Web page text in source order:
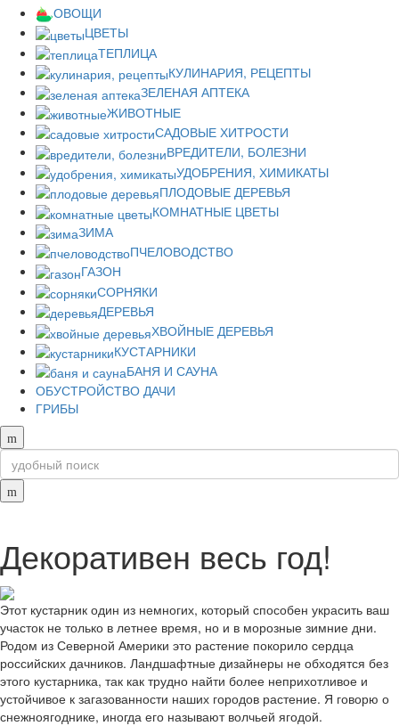
ОВОЩИ
ЦВЕТЫ
ТЕПЛИЦА
КУЛИНАРИЯ, РЕЦЕПТЫ
ЗЕЛЕНАЯ АПТЕКА
ЖИВОТНЫЕ
САДОВЫЕ ХИТРОСТИ
ВРЕДИТЕЛИ, БОЛЕЗНИ
УДОБРЕНИЯ, ХИМИКАТЫ
ПЛОДОВЫЕ ДЕРЕВЬЯ
КОМНАТНЫЕ ЦВЕТЫ
ЗИМА
ПЧЕЛОВОДСТВО
ГАЗОН
СОРНЯКИ
ДЕРЕВЬЯ
ХВОЙНЫЕ ДЕРЕВЬЯ
КУСТАРНИКИ
БАНЯ И САУНА
ОБУСТРОЙСТВО ДАЧИ
ГРИБЫ
Декоративен весь год!
Этот кустарник один из немногих, который способен украсить ваш
участок не только в летнее время, но и в морозные зимние дни.
Родом из Северной Америки это растение покорило сердца
российских дачников. Ландшафтные дизайнеры не обходятся без
этого кустарника, так как трудно найти более неприхотливое и
устойчивое к загазованности наших городов растение. Я говорю о
снежноягоднике, иногда его называют волчьей ягодой.